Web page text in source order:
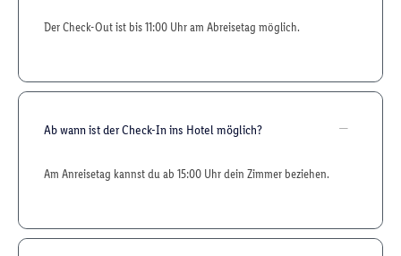
Der Check-Out ist bis 11:00 Uhr am Abreisetag möglich.
Ab wann ist der Check-In ins Hotel möglich?
Am Anreisetag kannst du ab 15:00 Uhr dein Zimmer beziehen.